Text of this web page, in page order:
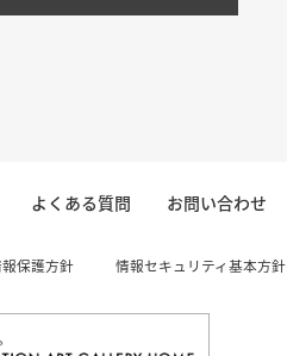
よくある質問 お問い合わせ
保護方針 情報セキュリティ基本方針